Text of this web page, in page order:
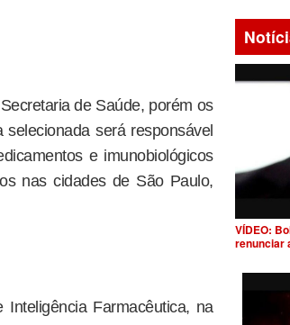
de Saúde, porém os
será responsável
e imunobiológicos
nas cidades de São Paulo,
Farmacêutica, na
VÍDEO:
renunciar